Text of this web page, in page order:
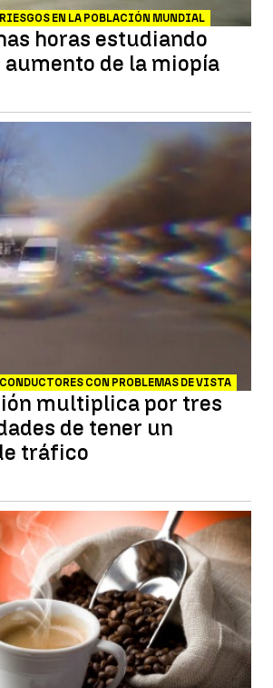
EN LA POBLACIÓN MUNDIAL
horas estudiando
de la miopía
CON PROBLEMAS DE VISTA
multiplica por tres
de tener un
tráfico